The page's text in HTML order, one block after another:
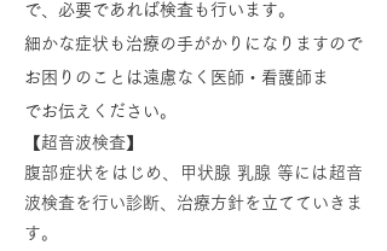
で、必要であれば検査も行います。
細かな症状も治療の手がかりになりますので
お困りのことは遠慮なく医師・看護師ま
でお伝えください。
【超音波検査】
腹部症状をはじめ、甲状腺 乳腺 等には超音
波検査を行い診断、治療方針を立てていきま
す。